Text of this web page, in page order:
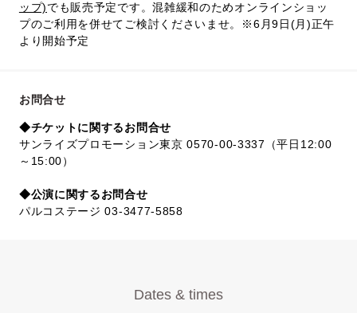
ップ)でも販売予定です。混雑緩和のためオンラインショッ
プのご利用を併せてご検討くださいませ。※6月9日(月)正午
より開始予定
お問合せ
◆チケットに関するお問合せ
サンライズプロモーション東京 0570-00-3337（平日12:00
～15:00）
◆公演に関するお問合せ
パルコステージ 03-3477-5858
Dates & times